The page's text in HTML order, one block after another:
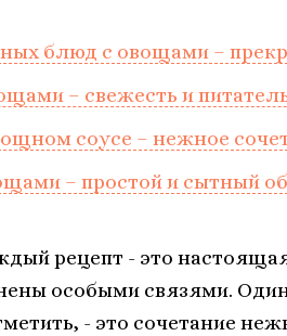
блюд с овощами –
– свежесть и
соусе – нежное
– простой и сытный
рецепт - это
особыми связями.
- это сочетание